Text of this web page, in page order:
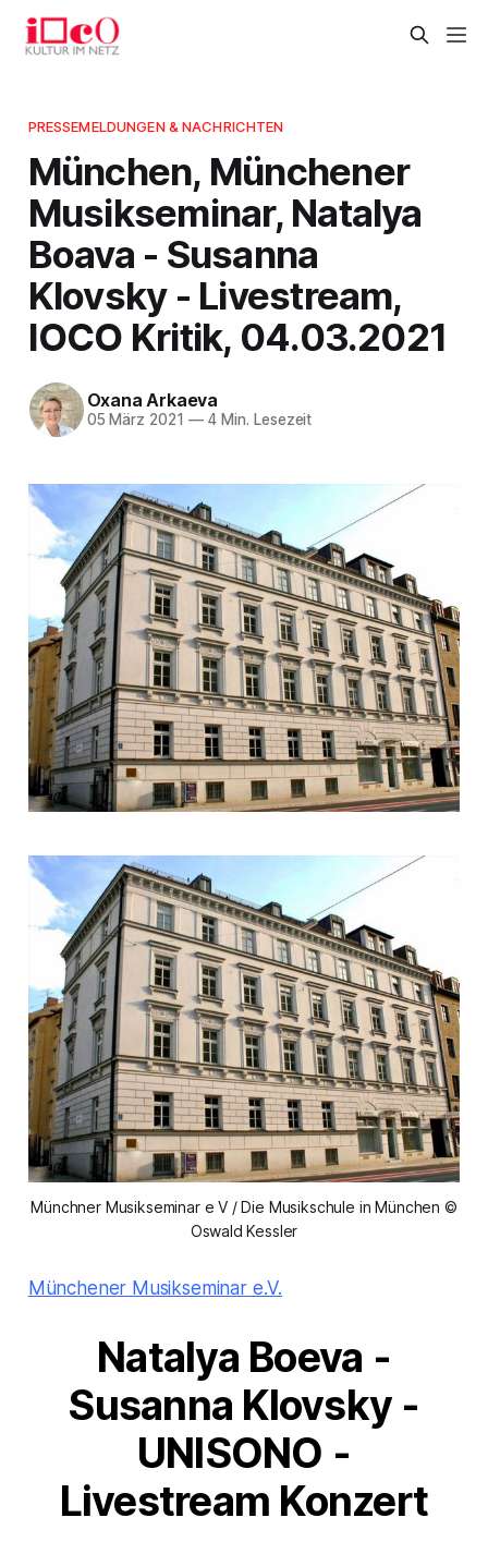
PRESSEMELDUNGEN & NACHRICHTEN
München, Münchener
Musikseminar, Natalya
Boava - Susanna
Klovsky - Livestream,
IOCO Kritik, 04.03.2021
Oxana Arkaeva
05 März 2021 —4 Min. Lesezeit
Münchner Musikseminar e V / Die Musikschule in München ©
Oswald Kessler
Münchener Musikseminar e.V.
Natalya Boeva -
Susanna Klovsky -
UNISONO -
Livestream Konzert